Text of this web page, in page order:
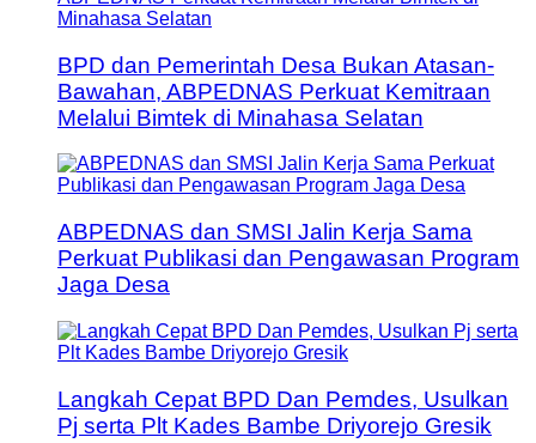
BPD dan Pemerintah Desa Bukan Atasan-
Bawahan, ABPEDNAS Perkuat Kemitraan
Melalui Bimtek di Minahasa Selatan
ABPEDNAS dan SMSI Jalin Kerja Sama
Perkuat Publikasi dan Pengawasan Program
Jaga Desa
Langkah Cepat BPD Dan Pemdes, Usulkan
Pj serta Plt Kades Bambe Driyorejo Gresik